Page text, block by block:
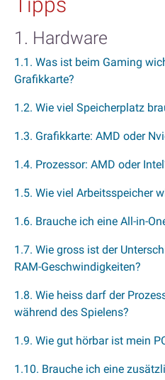
1. Hardware
1.1. Was ist beim Gaming
Grafikkarte?
1.2. Wie viel Speicherplatz
1.3. Grafikkarte: AMD oder
1.4. Prozessor: AMD oder
1.5. Wie viel Arbeitsspeicher
1.6. Brauche ich eine All-in-
1.7. Wie gross ist der
RAM-Geschwindigkeiten?
1.8. Wie heiss darf der
während des Spielens?
1.9. Wie gut hörbar ist mein
1.10. Brauche ich eine